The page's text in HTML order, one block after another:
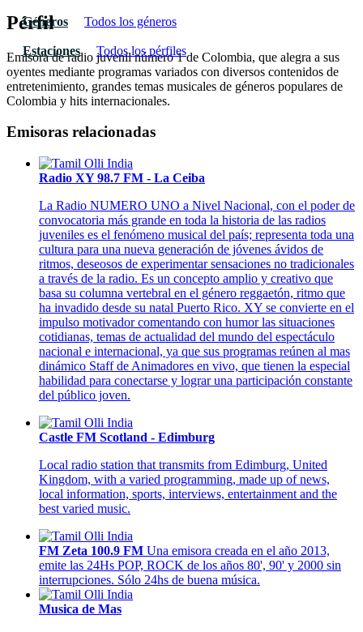
Géneros Todos los géneros
Estaciones Todos los pérfiles
Pérfil
Emisora de radio juvenil número 1 de Colombia, que alegra a sus
oyentes mediante programas variados con diversos contenidos de
entretenimiento, grandes temas musicales de géneros populares de
Colombia y hits internacionales.
Emisoras relacionadas
Radio XY 98.7 FM - La Ceiba
La Radio NUMERO UNO a Nivel Nacional, con el poder de
convocatoria más grande en toda la historia de las radios
juveniles es el fenómeno musical del país; representa toda una
cultura para una nueva generación de jóvenes ávidos de
ritmos, deseosos de experimentar sensaciones no tradicionales
a través de la radio. Es un concepto amplio y creativo que
basa su columna vertebral en el género reggaetón, ritmo que
ha invadido desde su natal Puerto Rico. XY se convierte en el
impulso motivador comentando con humor las situaciones
cotidianas, temas de actualidad del mundo del espectáculo
nacional e internacional, ya que sus programas reúnen al mas
dinámico Staff de Animadores en vivo, que tienen la especial
habilidad para conectarse y lograr una participación constante
del público joven.
Castle FM Scotland - Edimburg
Local radio station that transmits from Edimburg, United
Kingdom, with a varied programming, made up of news,
local information, sports, interviews, entertainment and the
best varied music.
FM Zeta 100.9 FM Una emisora creada en el año 2013,
emite las 24Hs POP, ROCK de los años 80', 90' y 2000 sin
interrupciones. Sólo 24hs de buena música.
Musica de Mas